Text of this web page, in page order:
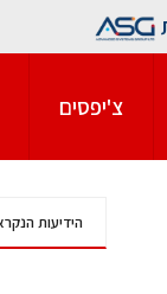
צ'יפסים
הידיעות